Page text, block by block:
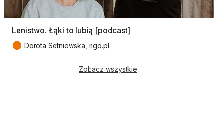
Lenistwo. Łąki to lubią [podcast]
● Dorota Setniewska, ngo.pl
Zobacz wszystkie